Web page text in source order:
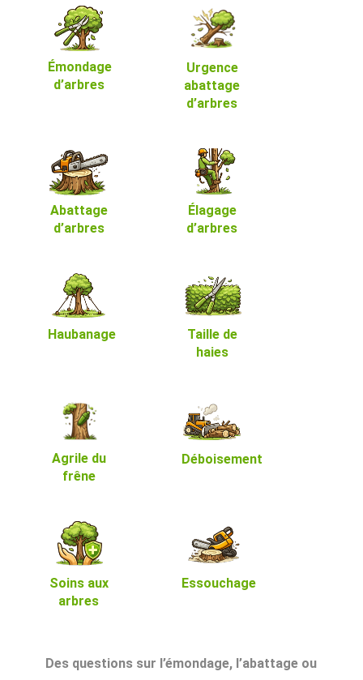
Émondage
d’arbres
Urgence
abattage
d’arbres
Abattage
d’arbres
Élagage
d’arbres
Haubanage
Taille de
haies
Agrile du
frêne
Déboisement
Soins aux
arbres
Essouchage
Des questions sur l’émondage, l’abattage ou